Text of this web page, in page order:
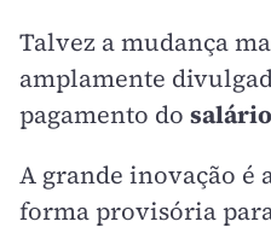
Talvez a mudança
amplamente
pagamento do
A grande inovação é
forma provisória